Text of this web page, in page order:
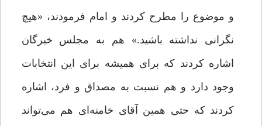
و موضوع را مطرح کردند و امام فرمودند، «هیچ
نگرانی نداشته باشید.» هم به مجلس خبرگان
اشاره کردند که برای همیشه برای این انتخابات
وجود دارد و هم نسبت به مصداق و فرد، اشاره
کردند که حتی همین آقای خامنه‌ای هم می‌‌تواند